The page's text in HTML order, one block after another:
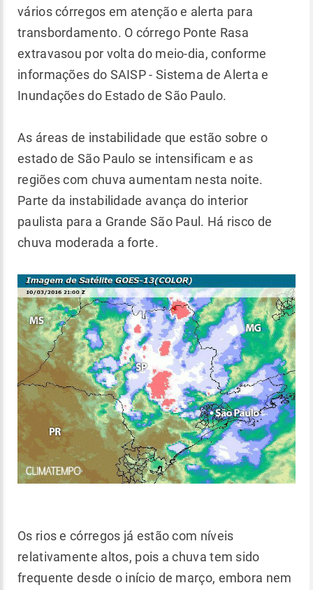
vários córregos em atenção e alerta para
transbordamento. O córrego Ponte Rasa
extravasou por volta do meio-dia, conforme
informações do SAISP - Sistema de Alerta e
Inundações do Estado de São Paulo.
As áreas de instabilidade que estão sobre o
estado de São Paulo se intensificam e as
regiões com chuva aumentam nesta noite.
Parte da instabilidade avança do interior
paulista para a Grande São Paul. Há risco de
chuva moderada a forte.
Os rios e córregos já estão com níveis
relativamente altos, pois a chuva tem sido
frequente desde o início de março, embora nem